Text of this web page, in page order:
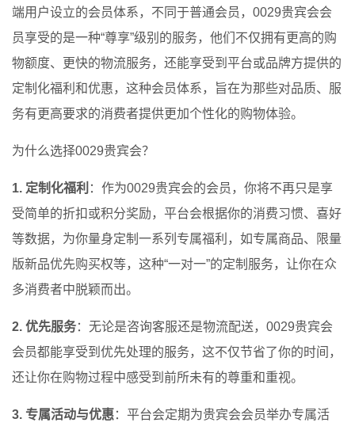
端用户设立的会员体系，不同于普通会员，0029贵宾会会
员享受的是一种“尊享”级别的服务，他们不仅拥有更高的购
物额度、更快的物流服务，还能享受到平台或品牌方提供的
定制化福利和优惠，这种会员体系，旨在为那些对品质、服
务有更高要求的消费者提供更加个性化的购物体验。
为什么选择0029贵宾会？
1. 定制化福利 ：作为0029贵宾会的会员，你将不再只是享
受简单的折扣或积分奖励，平台会根据你的消费习惯、喜好
等数据，为你量身定制一系列专属福利，如专属商品、限量
版新品优先购买权等，这种“一对一”的定制服务，让你在众
多消费者中脱颖而出。
2. 优先服务：无论是咨询客服还是物流配送，0029贵宾会
会员都能享受到优先处理的服务，这不仅节省了你的时间，
还让你在购物过程中感受到前所未有的尊重和重视。
3. 专属活动与优惠：平台会定期为贵宾会会员举办专属活